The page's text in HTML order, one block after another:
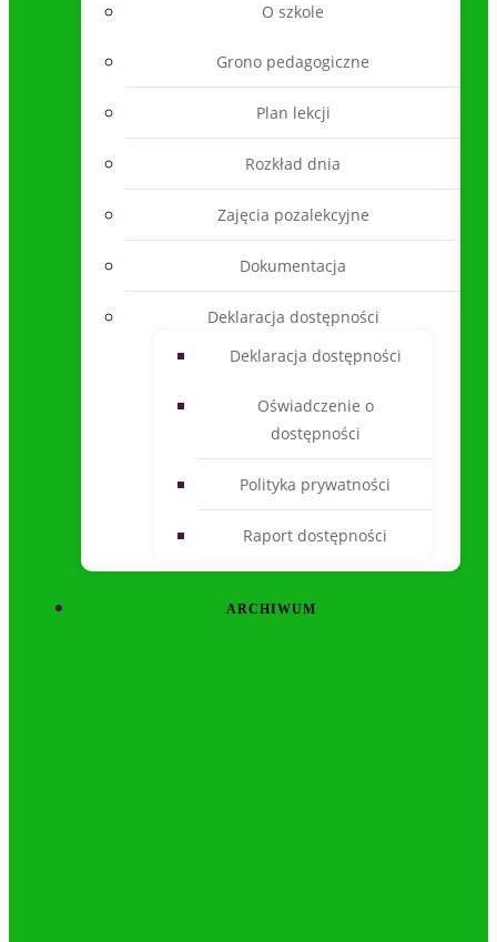
O szkole
Grono pedagogiczne
Plan lekcji
Rozkład dnia
Zajęcia pozalekcyjne
Dokumentacja
Deklaracja dostępności
Deklaracja dostępności
Oświadczenie o
dostępności
Polityka prywatności
Raport dostępności
ARCHIWUM